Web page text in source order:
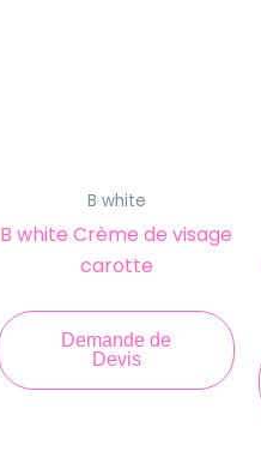
B white
B white Crème de visage
carotte
Demande de
Devis